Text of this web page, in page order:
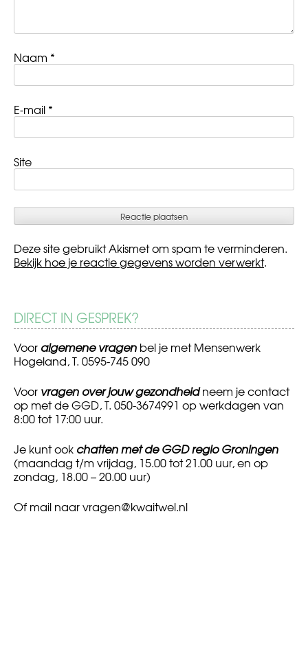
Naam *
E-mail *
Site
Deze site gebruikt Akismet om spam te verminderen.
Bekijk hoe je reactie gegevens worden verwerkt.
DIRECT IN GESPREK?
Voor algemene vragen bel je met Mensenwerk
Hogeland, T. 0595-745 090
Voor vragen over jouw gezondheidneem je contact
op met de GGD, T. 050-3674991 op werkdagen van
8:00 tot 17:00 uur.
Je kunt ook chatten met de GGD regio Groningen
(maandag t/m vrijdag, 15.00 tot 21.00 uur, en op
zondag, 18.00 – 20.00 uur)
Of mail naarvragen@kwaitwel.nl